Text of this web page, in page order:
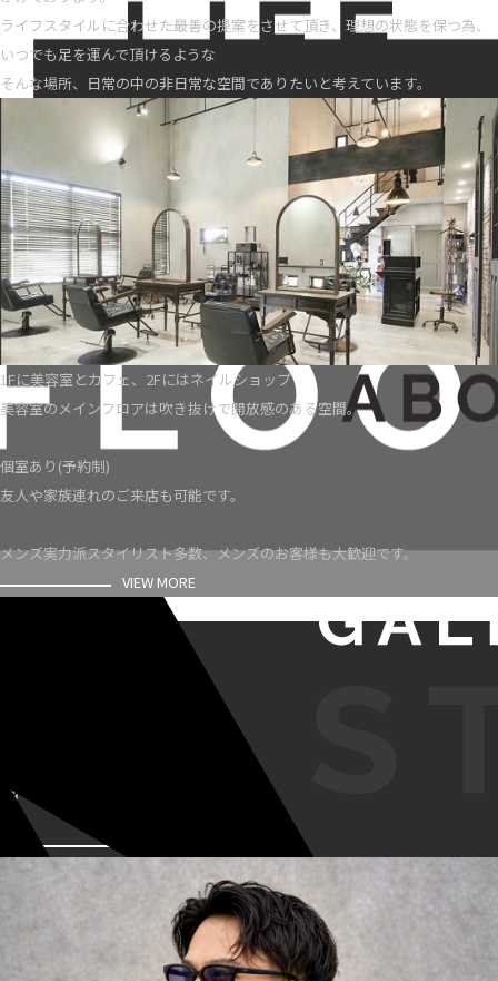
ライフスタイルに合わせた最善の提案をさせて頂き、理想の状態を保つ為、
いつでも足を運んで頂けるような
そんな場所、日常の中の非日常な空間でありたいと考えています。
1Fに美容室とカフェ、2Fにはネイルショップ
美容室のメインフロアは吹き抜けで開放感のある空間。
個室あり(予約制)
友人や家族連れのご来店も可能です。
メンズ実力派スタイリスト多数、メンズのお客様も大歓迎です。
VIEW MORE